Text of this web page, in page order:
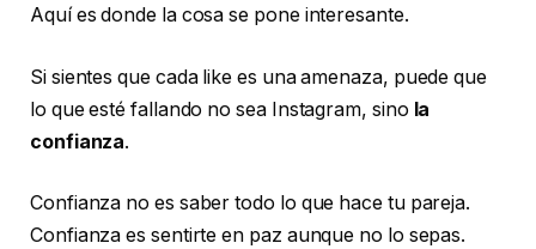
Aquí es donde la cosa se pone interesante.
Si sientes que cada like es una amenaza, puede que
lo que esté fallando no sea Instagram, sino la
confianza.
Confianza no es saber todo lo que hace tu pareja.
Confianza es sentirte en paz aunque no lo sepas.